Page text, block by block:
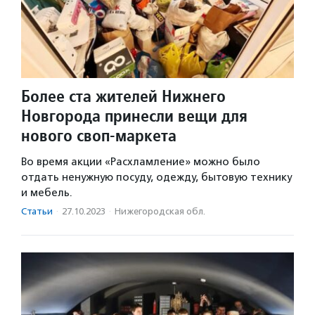
Более ста жителей Нижнего
Новгорода принесли вещи для
нового своп-маркета
Во время акции «Расхламление» можно было
отдать ненужную посуду, одежду, бытовую технику
и мебель.
Статьи · 27.10.2023 · Нижегородская обл.